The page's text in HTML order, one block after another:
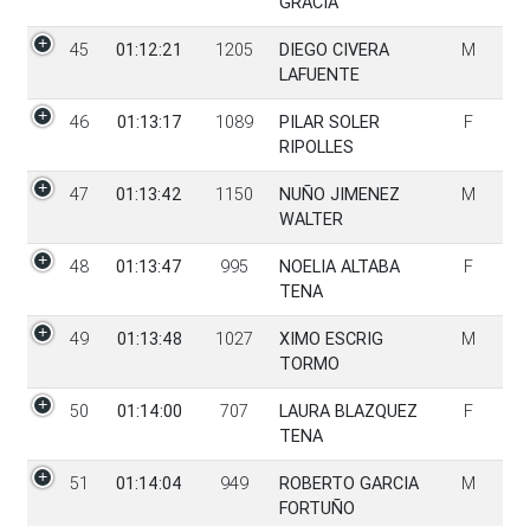
45 01:12:21 1205
DIEGO CIVERA
LAFUENTE
M
46 01:13:17 1089
PILAR SOLER
RIPOLLES
F
47 01:13:42 1150
NUÑO JIMENEZ
WALTER
M
48 01:13:47 995
NOELIA ALTABA
TENA
F
49 01:13:48 1027
XIMO ESCRIG
TORMO
M
50 01:14:00 707
LAURA BLAZQUEZ
TENA
F
51 01:14:04 949
ROBERTO GARCIA
FORTUÑO
M